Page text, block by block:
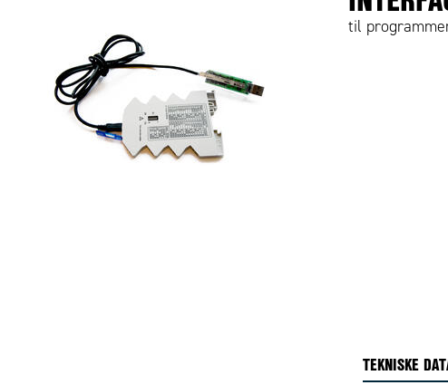
til
TEKNISKE